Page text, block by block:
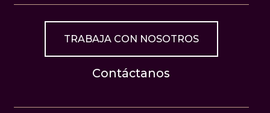
TRABAJA CON NOSOTROS
Contáctanos